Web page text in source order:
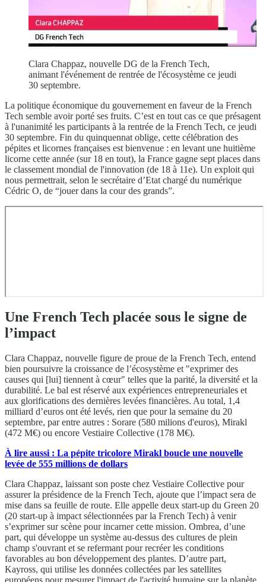
Clara Chappaz, nouvelle DG de la French Tech,
animant l'événement de rentrée de l'écosystème ce jeudi
30 septembre.
La politique économique du gouvernement en faveur de la French
Tech semble avoir porté ses fruits. C’est en tout cas ce que présagent
à l'unanimité les participants à la rentrée de la French Tech, ce jeudi
30 septembre. Fin du quinquennat oblige, cette célébration des
pépites et licornes françaises est bienvenue : en levant une huitième
licorne cette année (sur 18 en tout), la France gagne sept places dans
le classement mondial de l'innovation (de 18 à 11e). Un exploit qui
nous permettrait, selon le secrétaire d’Etat chargé du numérique
Cédric O, de “jouer dans la cour des grands”.
Une French Tech placée sous le signe de
l’impact
Clara Chappaz, nouvelle figure de proue de la French Tech, entend
bien poursuivre la croissance de l’écosystème et "exprimer des
causes qui [lui] tiennent à cœur" telles que la parité, la diversité et la
durabilité. Le bal est réservé aux expériences entrepreneuriales et
aux glorifications des dernières levées financières. Au total, 1,4
milliard d’euros ont été levés, rien que pour la semaine du 20
septembre, par entre autres : Sorare (580 milions d'euros), Mirakl
(472 M€) ou encore Vestiaire Collective (178 M€).
À lire aussi : La pépite tricolore Mirakl boucle une nouvelle
levée de 555 millions de dollars
Clara Chappaz, laissant son poste chez Vestiaire Collective pour
assurer la présidence de la French Tech, ajoute que l’impact sera de
mise dans sa feuille de route. Elle appelle deux start-up du Green 20
(20 start-up à impact sélectionnées par la French Tech) à venir
s’exprimer sur scène pour incarner cette mission. Ombrea, d’une
part, qui développe un système au-dessus des cultures de plein
champ s'ouvrant et se refermant pour recréer les conditions
favorables au bon développement des plantes. D’autre part,
Kayross, qui utilise les données collectées par les satellites
européens pour mesurer l'impact de l'activité humaine sur la planète